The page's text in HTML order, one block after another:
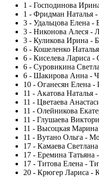
1 - Господинова
1 - Фридман Наталья
3 - Удальцова Елена -
3 - Никонова Алеся -
3 - Куликова Ирина -
6 - Кошеленко
6 - Киселева Лариса -
6 - Суровикина
6 - Шакирова Анна -
10 - Оганесян Елена
11 - Акатова Наталья
11 - Цветаева
11 - Олейникова
11 - Глушаева
11 - Высоцкая
11 - Вутано Ольга -
17 - Камаева
17 - Еремина Татьяна
17 - Титова Елена -
20 - Крюгер Лариса -